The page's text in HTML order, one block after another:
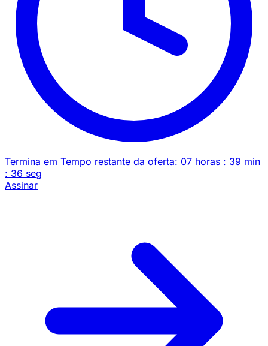
Termina em Tempo restante da oferta: 07 horas : 39 min
: 36 seg
Assinar